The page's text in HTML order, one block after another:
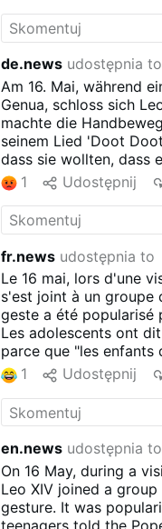
de.news udostępnia to
Am 16. Mai, während
Genua, schloss sich
machte die
seinem Lied 'Doot
dass sie wollten, dass
grüßen sich auf diese
den Namen und den
1 Udostępnij
fr.news udostępnia to
Le 16 mai, lors d'une
s'est joint à un groupe
geste a été popularisé
Les adolescents ont
parce que "les enfants
catholiques se saluent
1 Udostępnij
en.news udostępnia to
On 16 May, during a
Leo XIV joined a
gesture. It was
teenagers told the